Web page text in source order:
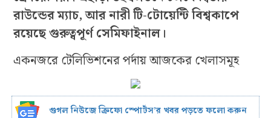
রাউন্ডের ম্যাচ, আর নারী টি-টোয়েন্টি বিশ্বকাপে
রয়েছে গুরুত্বপূর্ণ সেমিফাইনাল।
একনজরে টেলিভিশনের পর্দায় আজকের খেলাসমূহ
গুগল নিউজে ক্রিফো স্পোর্টস’র খবর পড়তে ফলো করুন